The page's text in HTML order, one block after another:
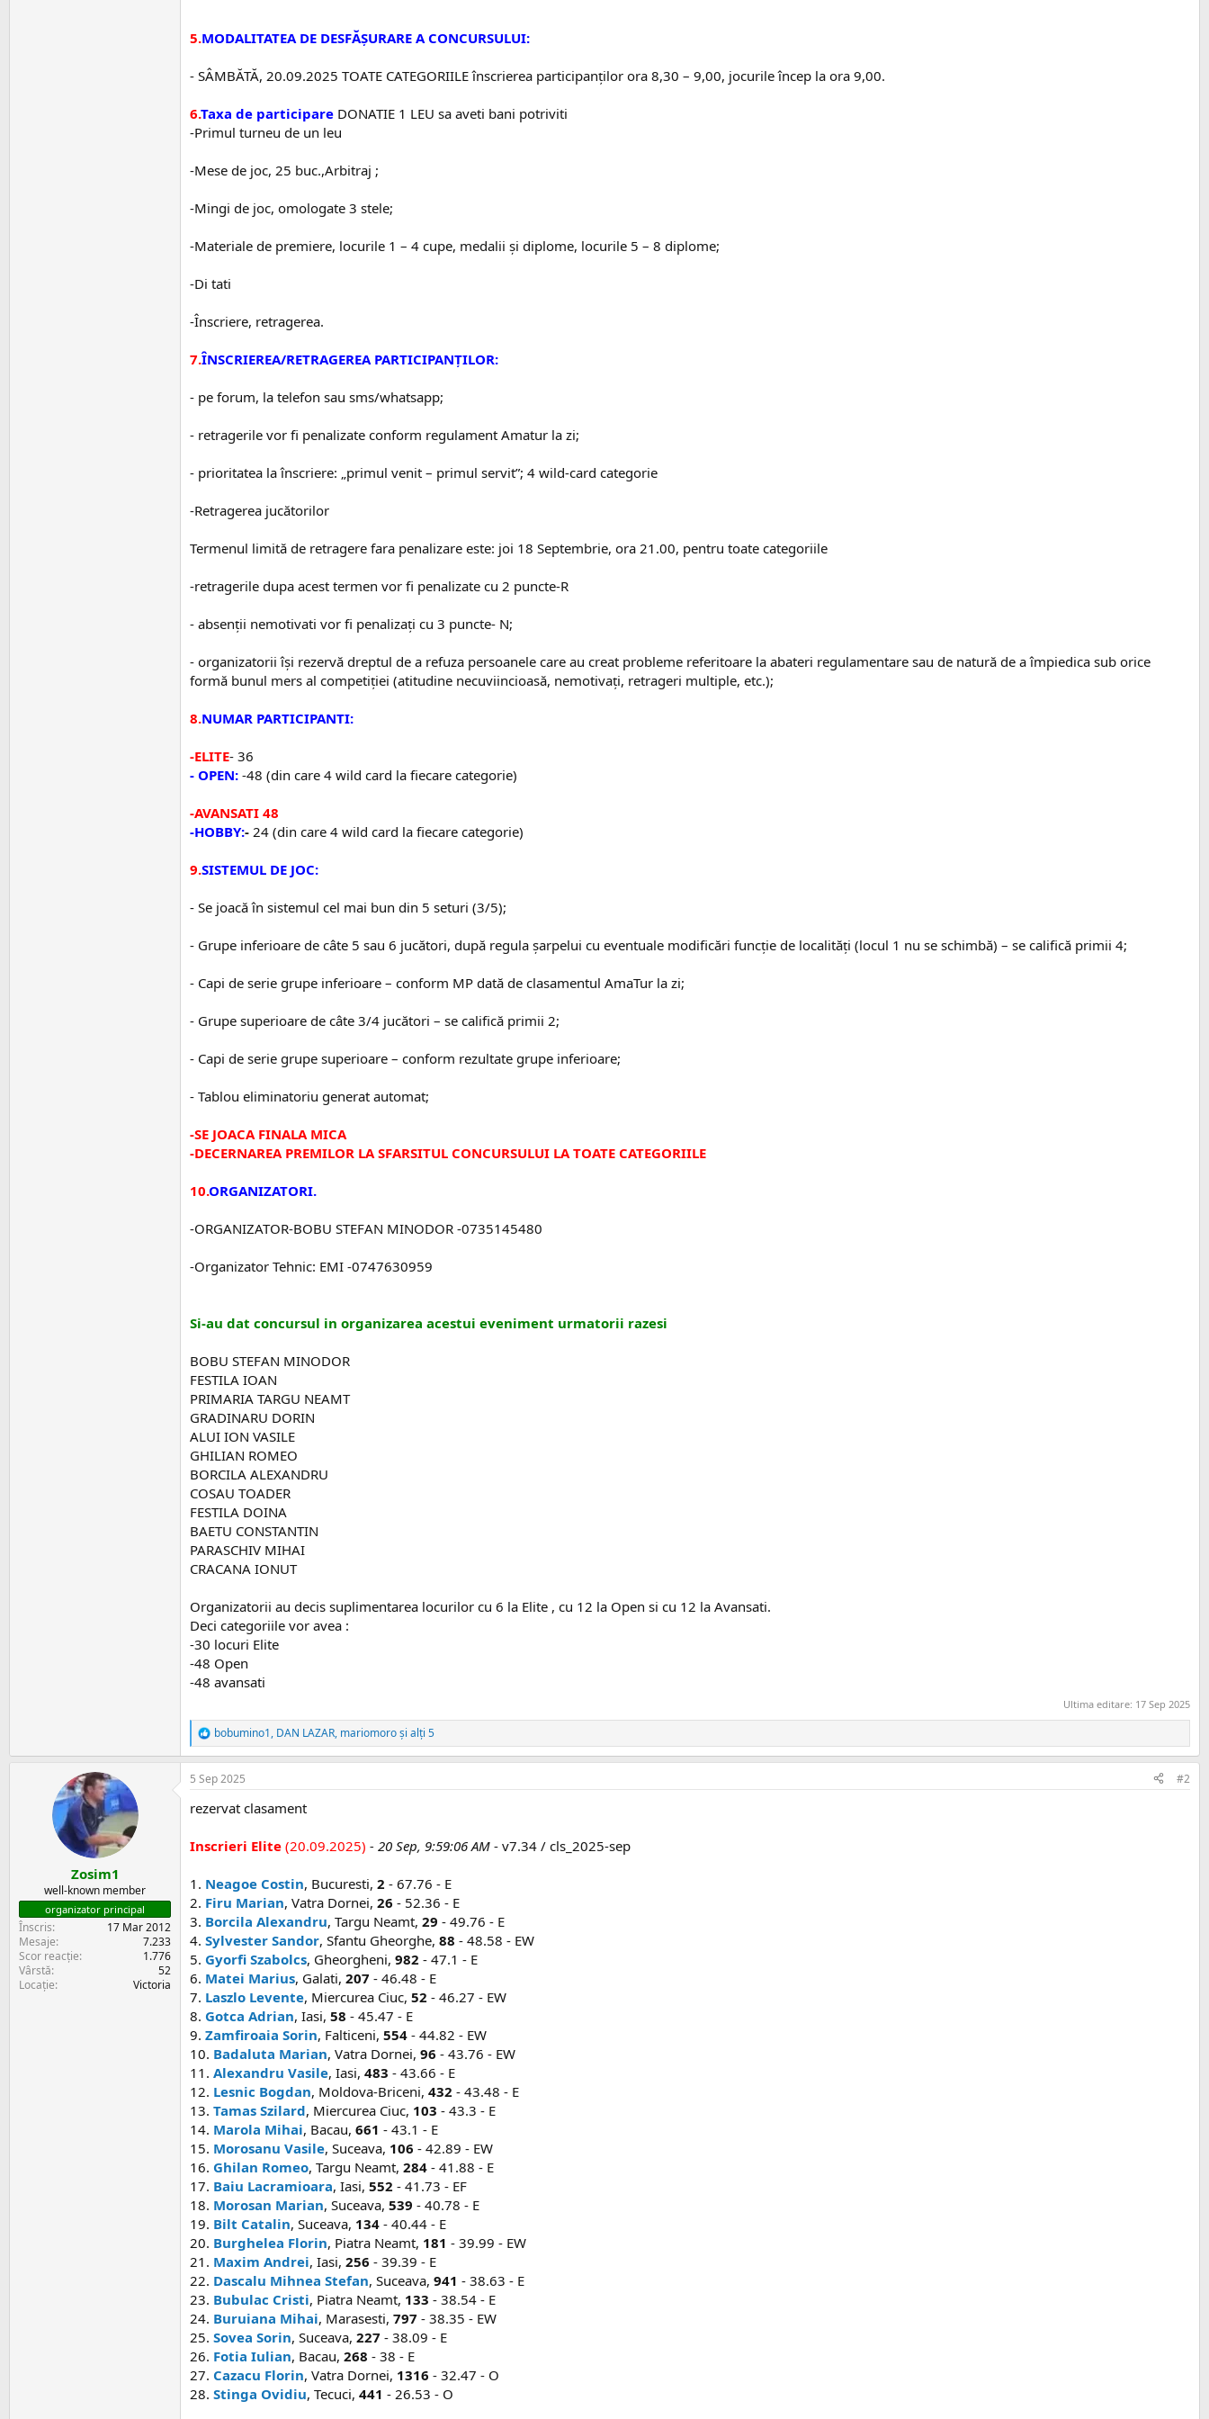
5.MODALITATEA DE DESFĂȘURARE A CONCURSULUI:
- SÂMBĂTĂ, 20.09.2025 TOATE CATEGORIILE înscrierea participanților ora 8,30 – 9,00, jocurile încep la ora 9,00.
6.Taxa de participare DONATIE 1 LEU sa aveti bani potriviti
-Primul turneu de un leu
-Mese de joc, 25 buc.,Arbitraj ;
-Mingi de joc, omologate 3 stele;
-Materiale de premiere, locurile 1 – 4 cupe, medalii și diplome, locurile 5 – 8 diplome;
-Di tati
-Înscriere, retragerea.
7.ÎNSCRIEREA/RETRAGEREA PARTICIPANȚILOR:
- pe forum, la telefon sau sms/whatsapp;
- retragerile vor fi penalizate conform regulament Amatur la zi;
- prioritatea la înscriere: „primul venit – primul servit”; 4 wild-card categorie
-Retragerea jucătorilor
Termenul limită de retragere fara penalizare este: joi 18 Septembrie, ora 21.00, pentru toate categoriile
-retragerile dupa acest termen vor fi penalizate cu 2 puncte-R
- absenții nemotivati vor fi penalizați cu 3 puncte- N;
- organizatorii își rezervă dreptul de a refuza persoanele care au creat probleme referitoare la abateri regulamentare sau de natură de a împiedica sub orice
formă bunul mers al competiției (atitudine necuviincioasă, nemotivați, retrageri multiple, etc.);
8.NUMAR PARTICIPANTI:
-ELITE- 36
- OPEN: -48 (din care 4 wild card la fiecare categorie)
-AVANSATI 48
-HOBBY:- 24 (din care 4 wild card la fiecare categorie)
9.SISTEMUL DE JOC:
- Se joacă în sistemul cel mai bun din 5 seturi (3/5);
- Grupe inferioare de câte 5 sau 6 jucători, după regula șarpelui cu eventuale modificări funcție de localități (locul 1 nu se schimbă) – se califică primii 4;
- Capi de serie grupe inferioare – conform MP dată de clasamentul AmaTur la zi;
- Grupe superioare de câte 3/4 jucători – se califică primii 2;
- Capi de serie grupe superioare – conform rezultate grupe inferioare;
- Tablou eliminatoriu generat automat;
-SE JOACA FINALA MICA
-DECERNAREA PREMILOR LA SFARSITUL CONCURSULUI LA TOATE CATEGORIILE
10.ORGANIZATORI.
-ORGANIZATOR-BOBU STEFAN MINODOR -0735145480
-Organizator Tehnic: EMI -0747630959
Si-au dat concursul in organizarea acestui eveniment urmatorii razesi
BOBU STEFAN MINODOR
FESTILA IOAN
PRIMARIA TARGU NEAMT
GRADINARU DORIN
ALUI ION VASILE
GHILIAN ROMEO
BORCILA ALEXANDRU
COSAU TOADER
FESTILA DOINA
BAETU CONSTANTIN
PARASCHIV MIHAI
CRACANA IONUT
Organizatorii au decis suplimentarea locurilor cu 6 la Elite , cu 12 la Open si cu 12 la Avansati.
Deci categoriile vor avea :
-30 locuri Elite
-48 Open
-48 avansati
Ultima editare: 17 Sep 2025
R
e
a
c
i
bobumino1, DAN LAZAR, mariomoroși alți 5
Zosim1
well-known member
organizator principal
Înscris
17 Mar 2012
Mesaje
7.233
Scor reacție
1.776
Vârstă
52
Locație
Victoria
5 Sep 2025 #2
rezervat clasament
Inscrieri Elite (20.09.2025) - 20 Sep, 9:59:06 AM - v7.34 / cls_2025-sep
1. Neagoe Costin, Bucuresti, 2 - 67.76 - E
2. Firu Marian, Vatra Dornei, 26 - 52.36 - E
3. Borcila Alexandru, Targu Neamt, 29 - 49.76 - E
4. Sylvester Sandor, Sfantu Gheorghe, 88 - 48.58 - EW
5. Gyorfi Szabolcs, Gheorgheni, 982 - 47.1 - E
6. Matei Marius, Galati, 207 - 46.48 - E
7. Laszlo Levente, Miercurea Ciuc, 52 - 46.27 - EW
8. Gotca Adrian, Iasi, 58 - 45.47 - E
9. Zamfiroaia Sorin, Falticeni, 554 - 44.82 - EW
10. Badaluta Marian, Vatra Dornei, 96 - 43.76 - EW
11. Alexandru Vasile, Iasi, 483 - 43.66 - E
12. Lesnic Bogdan, Moldova-Briceni, 432 - 43.48 - E
13. Tamas Szilard, Miercurea Ciuc, 103 - 43.3 - E
14. Marola Mihai, Bacau, 661 - 43.1 - E
15. Morosanu Vasile, Suceava, 106 - 42.89 - EW
16. Ghilan Romeo, Targu Neamt, 284 - 41.88 - E
17. Baiu Lacramioara, Iasi, 552 - 41.73 - EF
18. Morosan Marian, Suceava, 539 - 40.78 - E
19. Bilt Catalin, Suceava, 134 - 40.44 - E
20. Burghelea Florin, Piatra Neamt, 181 - 39.99 - EW
21. Maxim Andrei, Iasi, 256 - 39.39 - E
22. Dascalu Mihnea Stefan, Suceava, 941 - 38.63 - E
23. Bubulac Cristi, Piatra Neamt, 133 - 38.54 - E
24. Buruiana Mihai, Marasesti, 797 - 38.35 - EW
25. Sovea Sorin, Suceava, 227 - 38.09 - E
26. Fotia Iulian, Bacau, 268 - 38 - E
27. Cazacu Florin, Vatra Dornei, 1316 - 32.47 - O
28. Stinga Ovidiu, Tecuci, 441 - 26.53 - O